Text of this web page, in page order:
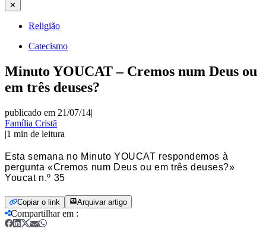
✕
Religião
Catecismo
Minuto YOUCAT – Cremos num Deus ou
em três deuses?
publicado em 21/07/14|
Família Cristã
|1 min de leitura
Esta semana no Minuto YOUCAT respondemos à
pergunta «Cremos num Deus ou em três deuses?»
Youcat n.º 35
Copiar o link Arquivar artigo
Compartilhar em :